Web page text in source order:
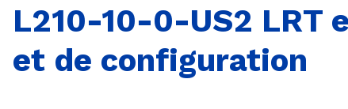
L210-10-0-US2 LRT
et de configuration